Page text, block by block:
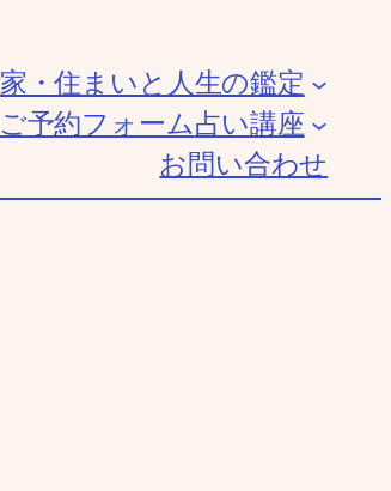
家・住まいと人生の鑑定
ご予約フォーム占い講座
お問い合わせ